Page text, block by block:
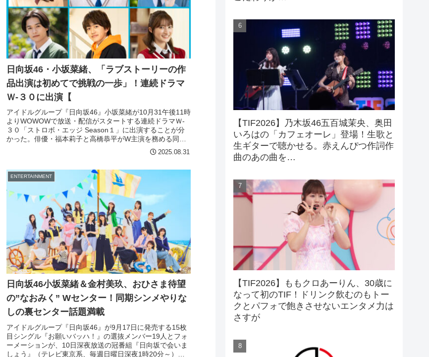
日向坂46・小坂菜緒、「ラブストーリーの作
品出演は初めてで挑戦の一歩」！連続ドラマ
Ｗ-３０に出演【
アイドルグループ『日向坂46』小坂菜緒が10月31午後11時
よりWOWOWで放送・配信がスタートする連続ドラマＷ-
３０「ストロボ・エッジ Season１」に出演することが分
かった。俳優・福本莉子と高橋恭平がW主演を務める同ド
ラマの新たなキャストと特報映像が解禁された。
2025.08.31
ENTERTAINMENT
日向坂46小坂菜緒＆金村美玖、おひさま待望
の”なおみく” Wセンター！同期シンメやりな
しの裏センター話題満載
アイドルグループ『日向坂46』が9月17日に発売する15枚
目シングル『お願いバッハ！』の選抜メンバー19人とフォ
ーメーションが、10日深夜放送の冠番組『日向坂で会いま
しょう』（テレビ東京系、毎週日曜日深夜1時20分～）で
【TIF2026】乃木坂46五百城茉央、奥田
いろはの「カフェオーレ」登場！生歌と
生ギターで聴かせる。赤えんぴつ作詞作
曲のあの曲を…
【TIF2026】ももクロあーりん、30歳に
なって初のTIF！ドリンク飲むのもトー
クとパフォで飽きさせないエンタメ力は
さすが